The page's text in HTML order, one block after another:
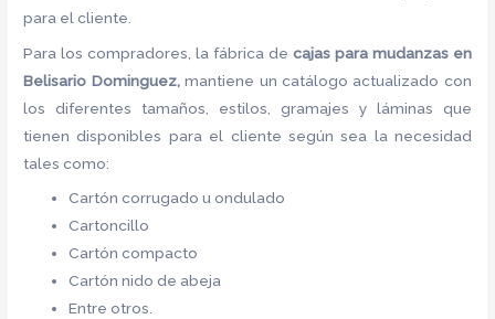
para el cliente.
Para los compradores, la fábrica de cajas para mudanzas en
Belisario Dominguez,mantiene un catálogo actualizado con
los diferentes tamaños, estilos, gramajes y láminas que
tienen disponibles para el cliente según sea la necesidad
tales como:
Cartón corrugado u ondulado
Cartoncillo
Cartón compacto
Cartón nido de abeja
Entre otros.